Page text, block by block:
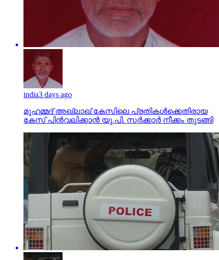
india3 days ago
മുഹമ്മദ് അഖ്‌ലാഖ് കേസിലെ പ്രതികള്‍ക്കെതിരായ
കേസ് പിന്‍വലിക്കാന്‍ യു.പി. സര്‍ക്കാര്‍ നീക്കം തുടങ്ങി